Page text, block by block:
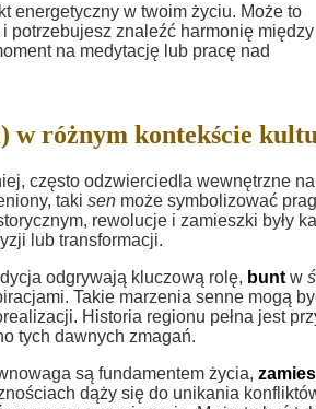
energetyczny w twoim życiu. Może to
potrzebujesz znaleźć harmonię między
na medytację lub pracę nad
w różnym kontekście
często odzwierciedla wewnętrzne
taki sen może symbolizować
rewolucje i zamieszki były
lub transformacji.
odgrywają kluczową rolę, bunt w
Takie marzenia senne mogą
Historia regionu pełna jest
tych dawnych zmagań.
są fundamentem życia,
dąży się do unikania